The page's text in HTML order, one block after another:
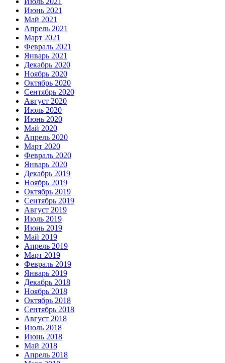
Июнь 2021
Май 2021
Апрель 2021
Март 2021
Февраль 2021
Январь 2021
Декабрь 2020
Ноябрь 2020
Октябрь 2020
Сентябрь 2020
Август 2020
Июль 2020
Июнь 2020
Май 2020
Апрель 2020
Март 2020
Февраль 2020
Январь 2020
Декабрь 2019
Ноябрь 2019
Октябрь 2019
Сентябрь 2019
Август 2019
Июль 2019
Июнь 2019
Май 2019
Апрель 2019
Март 2019
Февраль 2019
Январь 2019
Декабрь 2018
Ноябрь 2018
Октябрь 2018
Сентябрь 2018
Август 2018
Июль 2018
Июнь 2018
Май 2018
Апрель 2018